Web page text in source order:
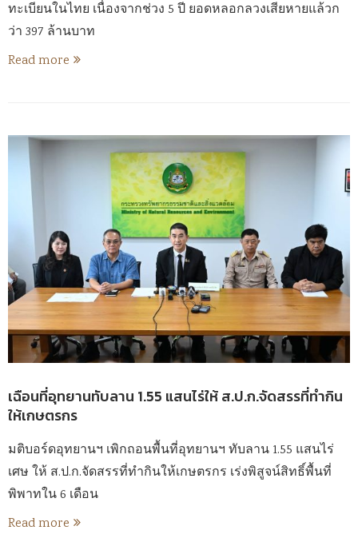
ทะเบียนในไทย เนื่องจากช่วง 5 ปี ยอดหลอกลวงเสียหายแล้วก
ว่า 397 ล้านบาท
Read more
เฉือนที่อุทยานทับลาน 1.55 แสนไร่ให้ ส.ป.ก.จัดสรรที่ทำกิน
ให้เกษตรกร
มติบอร์ดอุทยานฯ เพิกถอนพื้นที่อุทยานฯ ทับลาน 1.55 แสนไร่
เศษ ให้ ส.ป.ก.จัดสรรที่ทำกินให้เกษตรกร เร่งพิสูจน์สิทธิ์พื้นที่
พิพาทใน 6 เดือน
Read more